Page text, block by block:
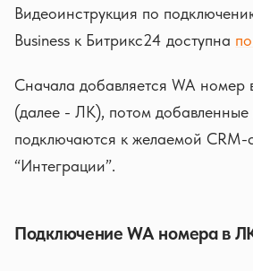
Видеоинструкция по
Business к Битрикс24 доступна
Сначала добавляется WA номер
(далее - ЛК), потом
подключаются к желаемой CRM-
“Интеграции”.
Подключение WA номера в